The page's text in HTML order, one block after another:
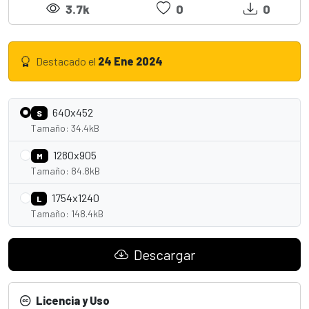
3.7k 0 0
Destacado el 24 Ene 2024
S 640x452
Tamaño: 34.4kB
M 1280x905
Tamaño: 84.8kB
L 1754x1240
Tamaño: 148.4kB
Descargar
Licencia y Uso